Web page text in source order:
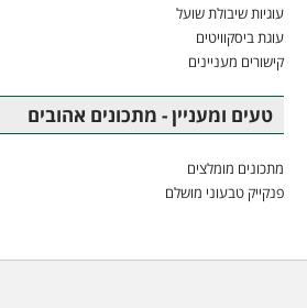
עוגיות שיבולת שועל
עוגת ביסקוויטים
קישורים מעניינים
טעים ומעניין - מתכונים אהובים
מתכונים מומלצים
פנקייק טבעוני מושלם